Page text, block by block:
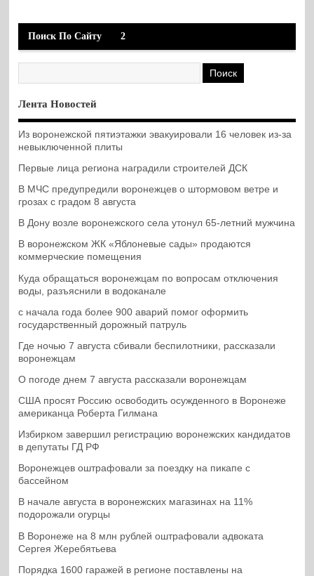
Поиск По Сайту 2
Лента Новостей
Из воронежской пятиэтажки эвакуировали 16 человек из-за
невыключенной плиты
Первые лица региона наградили строителей ДСК
В МЧС предупредили воронежцев о штормовом ветре и
грозах с градом 8 августа
В Дону возле воронежского села утонул 65-летний мужчина
В воронежском ЖК «Яблоневые сады» продаются
коммерческие помещения
Куда обращаться воронежцам по вопросам отключения
воды, разъяснили в водоканале
с начала года более 900 аварий помог оформить
государственный дорожный патруль
Где ночью 7 августа сбивали беспилотники, рассказали
воронежцам
О погоде днем 7 августа рассказали воронежцам
США просят Россию освободить осужденного в Воронеже
американца Роберта Гилмана
Избирком завершил регистрацию воронежских кандидатов
в депутаты ГД РФ
Воронежцев оштрафовали за поездку на пикапе с
бассейном
В начале августа в воронежских магазинах на 11%
подорожали огурцы
В Воронеже на 8 млн рублей оштрафовали адвоката
Сергея Жеребятьева
Порядка 1600 гаражей в регионе поставлены на